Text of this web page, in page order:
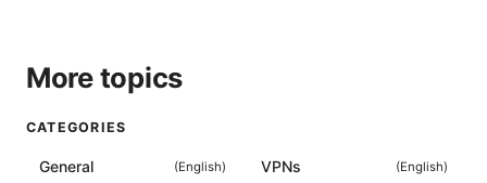
More topics
CATEGORIES
General (English) VPNs (English)